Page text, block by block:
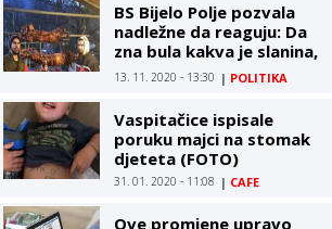
BS Bijelo Polje pozvala
nadležne da reaguju: Da
zna bula kakva je slanina,
nikad ne bi ljubila Turčina
13. 11. 2020 - 13:30 | POLITIKA
Vaspitačice ispisale
poruku majci na stomak
djeteta (FOTO)
31. 01. 2020 - 11:08 | CAFE
Ove promjene upravo